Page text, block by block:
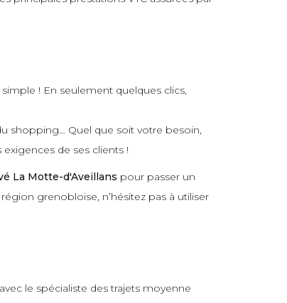
simple ! En seulement quelques clics,
shopping… Quel que soit votre besoin,
de ses clients !
La Motte-d'Aveillans pour passer un
grenobloise, n’hésitez pas à utiliser
le spécialiste des trajets moyenne